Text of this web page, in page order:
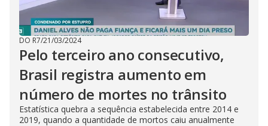
DO R7/21/03/2024
Pelo terceiro ano consecutivo,
Brasil registra aumento em
número de mortes no trânsito
Estatística quebra a sequência estabelecida entre 2014 e
2019, quando a quantidade de mortos caiu anualmente